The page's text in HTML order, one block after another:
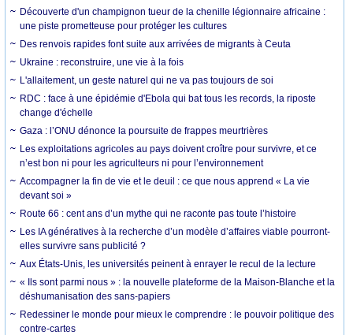
Découverte d'un champignon tueur de la chenille légionnaire africaine :
une piste prometteuse pour protéger les cultures
Des renvois rapides font suite aux arrivées de migrants à Ceuta
Ukraine : reconstruire, une vie à la fois
L'allaitement, un geste naturel qui ne va pas toujours de soi
RDC : face à une épidémie d'Ebola qui bat tous les records, la riposte
change d'échelle
Gaza : l’ONU dénonce la poursuite de frappes meurtrières
Les exploitations agricoles au pays doivent croître pour survivre, et ce
n’est bon ni pour les agriculteurs ni pour l’environnement
Accompagner la fin de vie et le deuil : ce que nous apprend « La vie
devant soi »
Route 66 : cent ans d’un mythe qui ne raconte pas toute l’histoire
Les IA génératives à la recherche d’un modèle d’affaires viable pourront-
elles survivre sans publicité ?
Aux États-Unis, les universités peinent à enrayer le recul de la lecture
« Ils sont parmi nous » : la nouvelle plateforme de la Maison-Blanche et la
déshumanisation des sans-papiers
Redessiner le monde pour mieux le comprendre : le pouvoir politique des
contre-cartes